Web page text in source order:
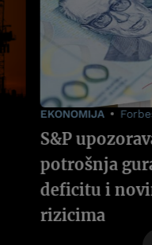
EKONOMIJA
S&P
potrošnja
deficitu i
rizicima